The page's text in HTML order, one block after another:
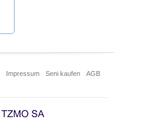
Impressum Seni kaufen AGB